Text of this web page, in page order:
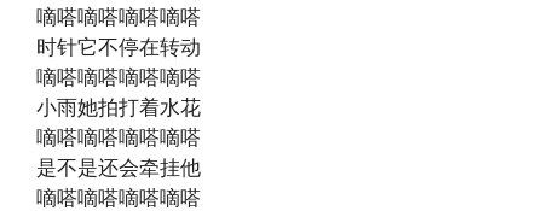
嘀嗒嘀嗒嘀嗒嘀嗒
时针它不停在转动
嘀嗒嘀嗒嘀嗒嘀嗒
小雨她拍打着水花
嘀嗒嘀嗒嘀嗒嘀嗒
是不是还会牵挂他
嘀嗒嘀嗒嘀嗒嘀嗒